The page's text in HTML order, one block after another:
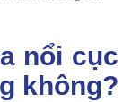
nổi cục
không?